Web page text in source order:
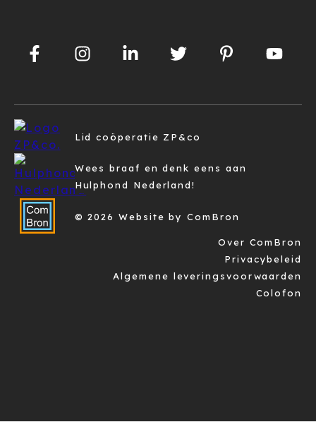
Lid coöperatie ZP&co
Wees braaf en denk eens aan
Hulphond Nederland!
© 2026 Website by ComBron
Over ComBron
Privacybeleid
Algemene leveringsvoorwaarden
Colofon